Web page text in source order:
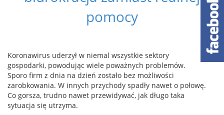
pomocy
Koronawirus uderzył w niemal wszystkie sektory
gospodarki, powodując wiele poważnych problemów.
Sporo firm z dnia na dzień zostało bez możliwości
zarobkowania. W innych przychody spadły nawet o połowę.
Co gorsza, trudno nawet przewidywać, jak długo taka
sytuacja się utrzyma.